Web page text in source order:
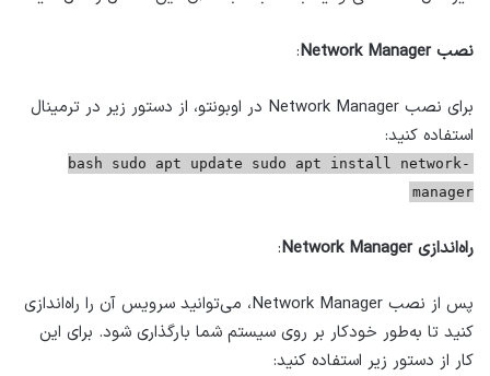
نصب Network Manager :
برای نصب Network Manager در اوبونتو، از دستور زیر در ترمینال
استفاده کنید:
bash sudo apt update sudo apt install network-
manager
راه‌اندازی Network Manager :
پس از نصب Network Manager، می‌توانید سرویس آن را راه‌اندازی
کنید تا به‌طور خودکار بر روی سیستم شما بارگذاری شود. برای این
کار از دستور زیر استفاده کنید: